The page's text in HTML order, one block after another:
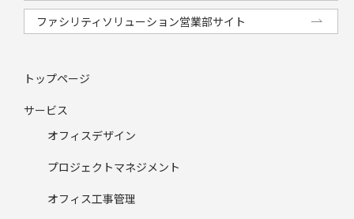
ファシリティソリューション営業部サイト
トップページ
サービス
オフィスデザイン
プロジェクトマネジメント
オフィス工事管理